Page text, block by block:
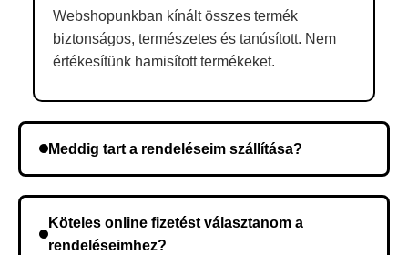
Webshopunkban kínált összes termék
biztonságos, természetes és tanúsított. Nem
értékesítünk hamisított termékeket.
Meddig tart a rendeléseim szállítása?
kerül, és ez az időtartam függ a szállítási címtől.
Köteles online fizetést választanom a
rendeléseimhez?